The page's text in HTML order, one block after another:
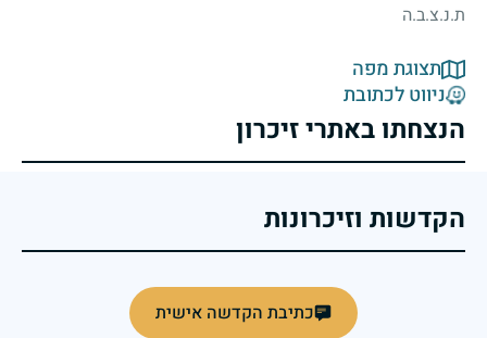
ת.נ.צ.ב.ה
תצוגת מפה
ניווט לכתובת
הנצחתו באתרי זיכרון
הקדשות וזיכרונות
כתיבת הקדשה אישית